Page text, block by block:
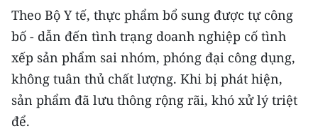
THỜI NAY
NHÂN DÂN CUỐI TUẦN
NHÂN DÂN HẰNG THÁNG
MUA BÁO
Theo Bộ Y tế, thực phẩm bổ sung được tự công
bố - dẫn đến tình trạng doanh nghiệp cố tình
xếp sản phẩm sai nhóm, phóng đại công dụng,
không tuân thủ chất lượng. Khi bị phát hiện,
sản phẩm đã lưu thông rộng rãi, khó xử lý triệt
để.